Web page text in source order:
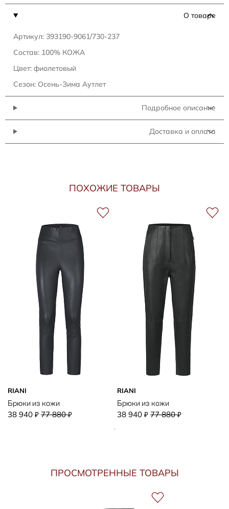
О товаре
Артикул: 393190-9061/730-237
Состав: 100% КОЖА
Цвет: фиолетовый
Сезон: Осень-Зима Аутлет
Подробное описание
Доставка и оплата
ПОХОЖИЕ ТОВАРЫ
RIANI
Брюки из кожи
38 940 ₽ 77 880₽
RIANI
Брюки из кожи
38 940 ₽ 77 880₽
ПРОСМОТРЕННЫЕ ТОВАРЫ